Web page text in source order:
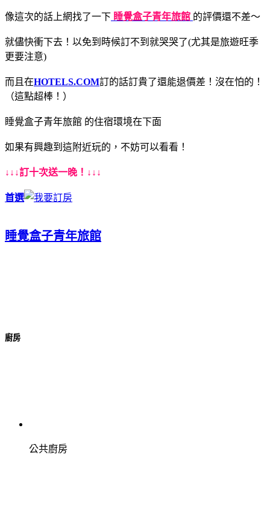
像這次的話上網找了一下 睡覺盒子青年旅館 的評價還不差～
就儘快衝下去！以免到時候訂不到就哭哭了(尤其是旅遊旺季
更要注意)
而且在HOTELS.COM訂的話訂貴了還能退價差！沒在怕的！
（這點超棒！）
睡覺盒子青年旅館 的住宿環境在下面
如果有興趣到這附近玩的，不妨可以看看！
↓↓↓訂十次送一晚！↓↓↓
首選
睡覺盒子青年旅館
廚房
公共廚房